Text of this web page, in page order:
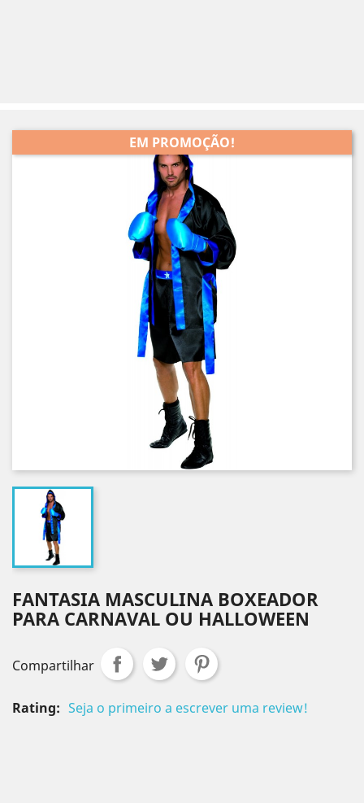
EM PROMOÇÃO!
FANTASIA MASCULINA BOXEADOR
PARA CARNAVAL OU HALLOWEEN
Compartilhar
Rating: Seja o primeiro a escrever uma review!